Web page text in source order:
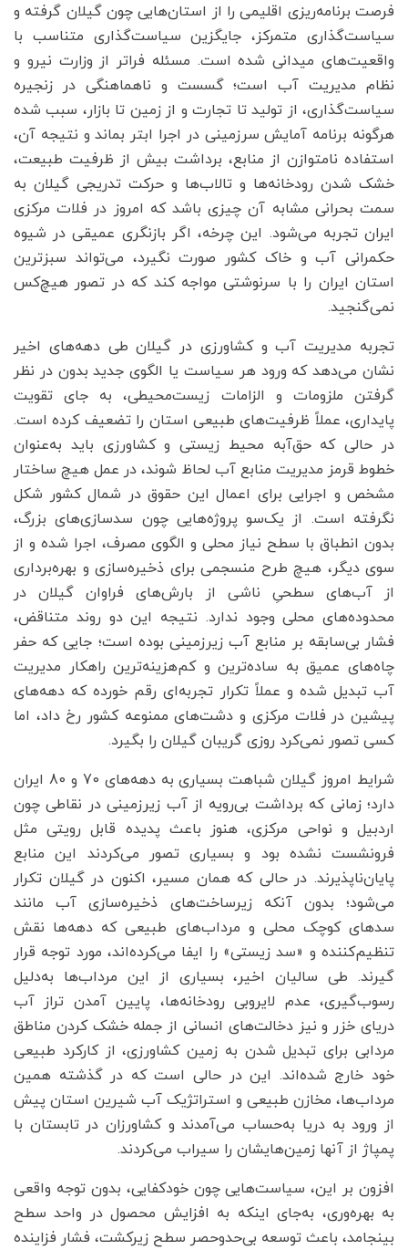
فرصت برنامه‌ریزی اقلیمی را از استان‌هایی چون گیلان گرفته و
سیاست‌گذاری متمرکز، جایگزین سیاست‌گذاری متناسب با
واقعیت‌های میدانی شده است. مسئله فراتر از وزارت نیرو و
نظام مدیریت آب است؛ گسست و ناهماهنگی در زنجیره
سیاست‌گذاری، از تولید تا تجارت و از زمین تا بازار، سبب شده
هرگونه برنامه آمایش سرزمینی در اجرا ابتر بماند و نتیجه آن،
استفاده نامتوازن از منابع، برداشت بیش از ظرفیت طبیعت،
خشک شدن رودخانه‌ها و تالاب‌ها و حرکت تدریجی گیلان به
سمت بحرانی مشابه آن چیزی باشد که امروز در فلات مرکزی
ایران تجربه می‌شود. این چرخه، اگر بازنگری عمیقی در شیوه
حکمرانی آب و خاک کشور صورت نگیرد، می‌تواند سبزترین
استان ایران را با سرنوشتی مواجه کند که در تصور هیچ‌کس
نمی‌گنجید.
تجربه مدیریت آب و کشاورزی در گیلان طی دهه‌های اخیر
نشان می‌دهد که ورود هر سیاست یا الگوی جدید بدون در نظر
گرفتن ملزومات و الزامات زیست‌محیطی، به جای تقویت
پایداری، عملاً ظرفیت‌های طبیعی استان را تضعیف کرده است.
در حالی که حق‌آبه محیط ‌زیستی و کشاورزی باید به‌عنوان
خطوط قرمز مدیریت منابع آب لحاظ شوند، در عمل هیچ ساختار
مشخص و اجرایی برای اعمال این حقوق در شمال کشور شکل
نگرفته است. از یک‌سو پروژه‌هایی چون سدسازی‌های بزرگ،
بدون انطباق با سطح نیاز محلی و الگوی مصرف، اجرا شده و از
سوی دیگر، هیچ طرح منسجمی برای ذخیره‌سازی و بهره‌برداری
از آب‌های سطحیِ ناشی از بارش‌های فراوان گیلان در
محدوده‌های محلی وجود ندارد. نتیجه این دو روند متناقض،
فشار بی‌سابقه بر منابع آب زیرزمینی بوده است؛ جایی که حفر
چاه‌های عمیق به ساده‌ترین و کم‌هزینه‌ترین راهکار مدیریت
آب تبدیل شده و عملاً تکرار تجربه‌ای رقم خورده که دهه‌های
پیشین در فلات مرکزی و دشت‌های ممنوعه کشور رخ داد، اما
کسی تصور نمی‌کرد روزی گریبان گیلان را بگیرد.
شرایط امروز گیلان شباهت بسیاری به دهه‌های 70 و 80 ایران
دارد؛ زمانی که برداشت بی‌رویه از آب زیرزمینی در نقاطی چون
اردبیل و نواحی مرکزی، هنوز باعث پدیده‌ قابل رویتی مثل
فرونشست نشده بود و بسیاری تصور می‌کردند این منابع
پایان‌ناپذیرند. در حالی که همان مسیر، اکنون در گیلان تکرار
می‌شود؛ بدون آنکه زیرساخت‌های ذخیره‌سازی آب مانند
سدهای کوچک محلی و مرداب‌های طبیعی که دهه‌ها نقش
تنظیم‌کننده و «سد زیستی» را ایفا می‌کرده‌اند، مورد توجه قرار
گیرند. طی سالیان اخیر، بسیاری از این مرداب‌ها به‌دلیل
رسوب‌گیری، عدم لایروبی رودخانه‌ها، پایین آمدن تراز آب
دریای خزر و نیز دخالت‌های انسانی از جمله خشک‌ کردن مناطق
مردابی برای تبدیل‌ شدن به زمین کشاورزی، از کارکرد طبیعی
خود خارج شده‌اند. این در حالی است که در گذشته همین
مرداب‌ها، مخازن طبیعی و استراتژیک آب شیرین استان پیش
از ورود به دریا به‌حساب می‌آمدند و کشاورزان در تابستان با
پمپاژ از آنها زمین‌هایشان را سیراب می‌کردند.
افزون بر این، سیاست‌هایی چون خودکفایی، بدون توجه واقعی
به بهره‌وری، به‌جای اینکه به افزایش محصول در واحد سطح
بینجامد، باعث توسعه بی‌حد‌وحصر سطح زیرکشت، فشار فزاینده